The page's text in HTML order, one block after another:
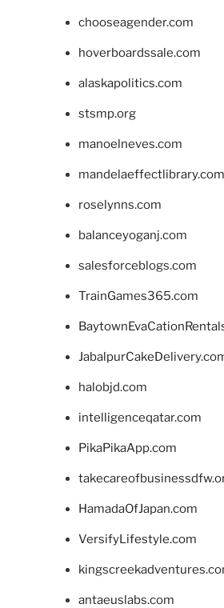
chooseagender.com
hoverboardssale.com
alaskapolitics.com
stsmp.org
manoelneves.com
mandelaeffectlibrary.com
roselynns.com
balanceyoganj.com
salesforceblogs.com
TrainGames365.com
halobjd.com
intelligenceqatar.com
PikaPikaApp.com
HamadaOfJapan.com
VersifyLifestyle.com
antaeuslabs.com